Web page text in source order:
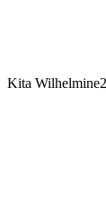
Kita Wilhelmine